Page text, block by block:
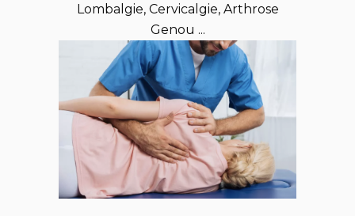
Lombalgie, Cervicalgie, Arthrose
Genou ...